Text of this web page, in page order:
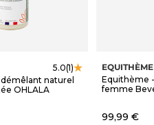
5.0(1)
naturel
OHLALA
EQUITHÈME
Equithème
femme
Prix de
99,99 €